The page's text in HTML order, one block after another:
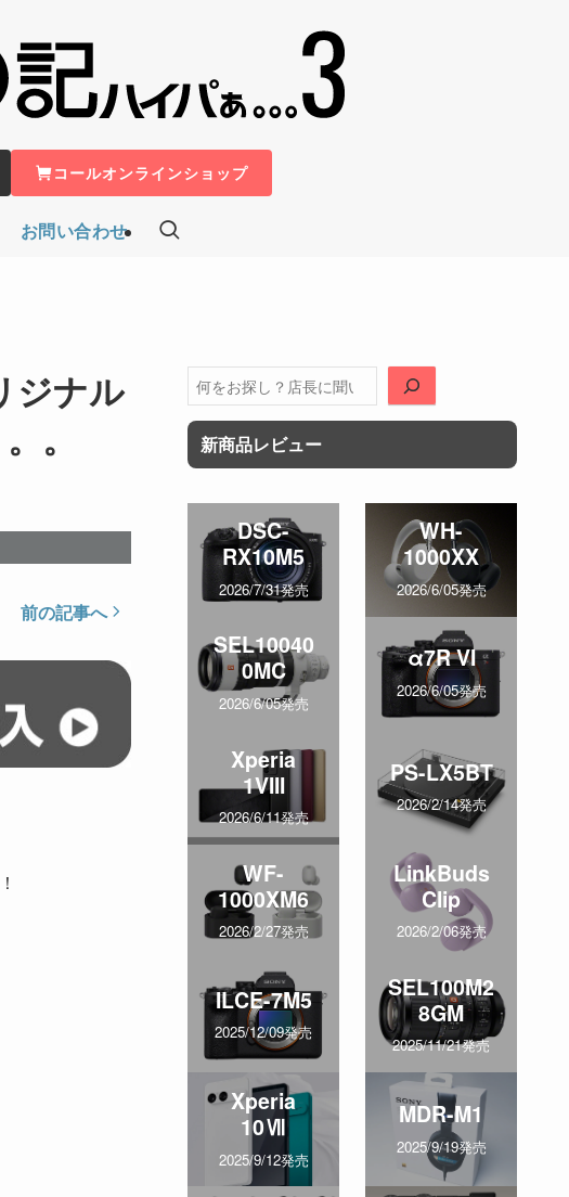
お問い合わせ
コールオンラインショップ
ジナル
。
前の記事へ
検
索
新商品レビュー
DSC-
RX10M5
2026/7/31発売
WH-
1000XX
2026/6/05発売
SEL10040
0MC
2026/6/05発売
α7R VI
2026/6/05発売
Xperia
1VIII
2026/6/11発売
PS-LX5BT
2026/2/14発売
WF-
1000XM6
2026/2/27発売
LinkBuds
Clip
2026/2/06発売
ILCE-7M5
2025/12/09発売
SEL100M2
8GM
2025/11/21発売
Xperia
10Ⅶ
2025/9/12発売
MDR-M1
2025/9/19発売